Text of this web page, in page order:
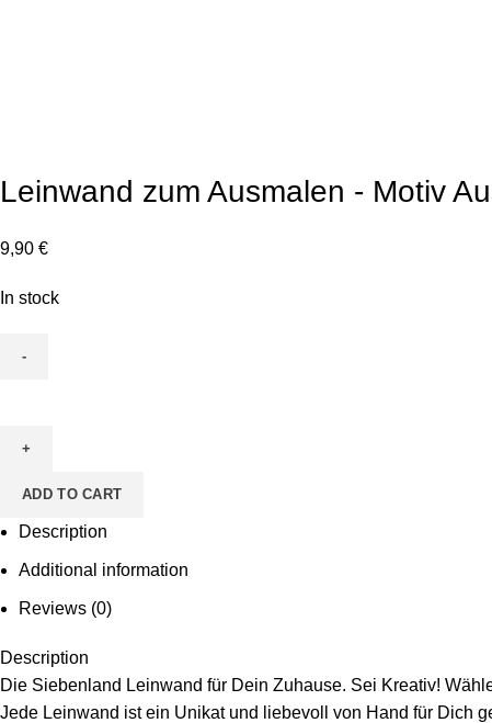
Leinwand zum Ausmalen - Motiv
9,90 €
In stock
Ausmalen
Motiv
Ausrufezeichen
ADD TO CART
Description
Additional information
Reviews (0)
Description
Die Siebenland Leinwand für Dein Zuhause. Sei Kreativ!
Jede Leinwand ist ein Unikat und liebevoll von Hand für Dich